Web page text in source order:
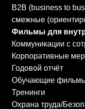
B2B (business to
смежные
Фильмы для
Коммуникации с
Корпоративные
Годовой отчёт
Обучающие
Тренинги
Охрана труда/